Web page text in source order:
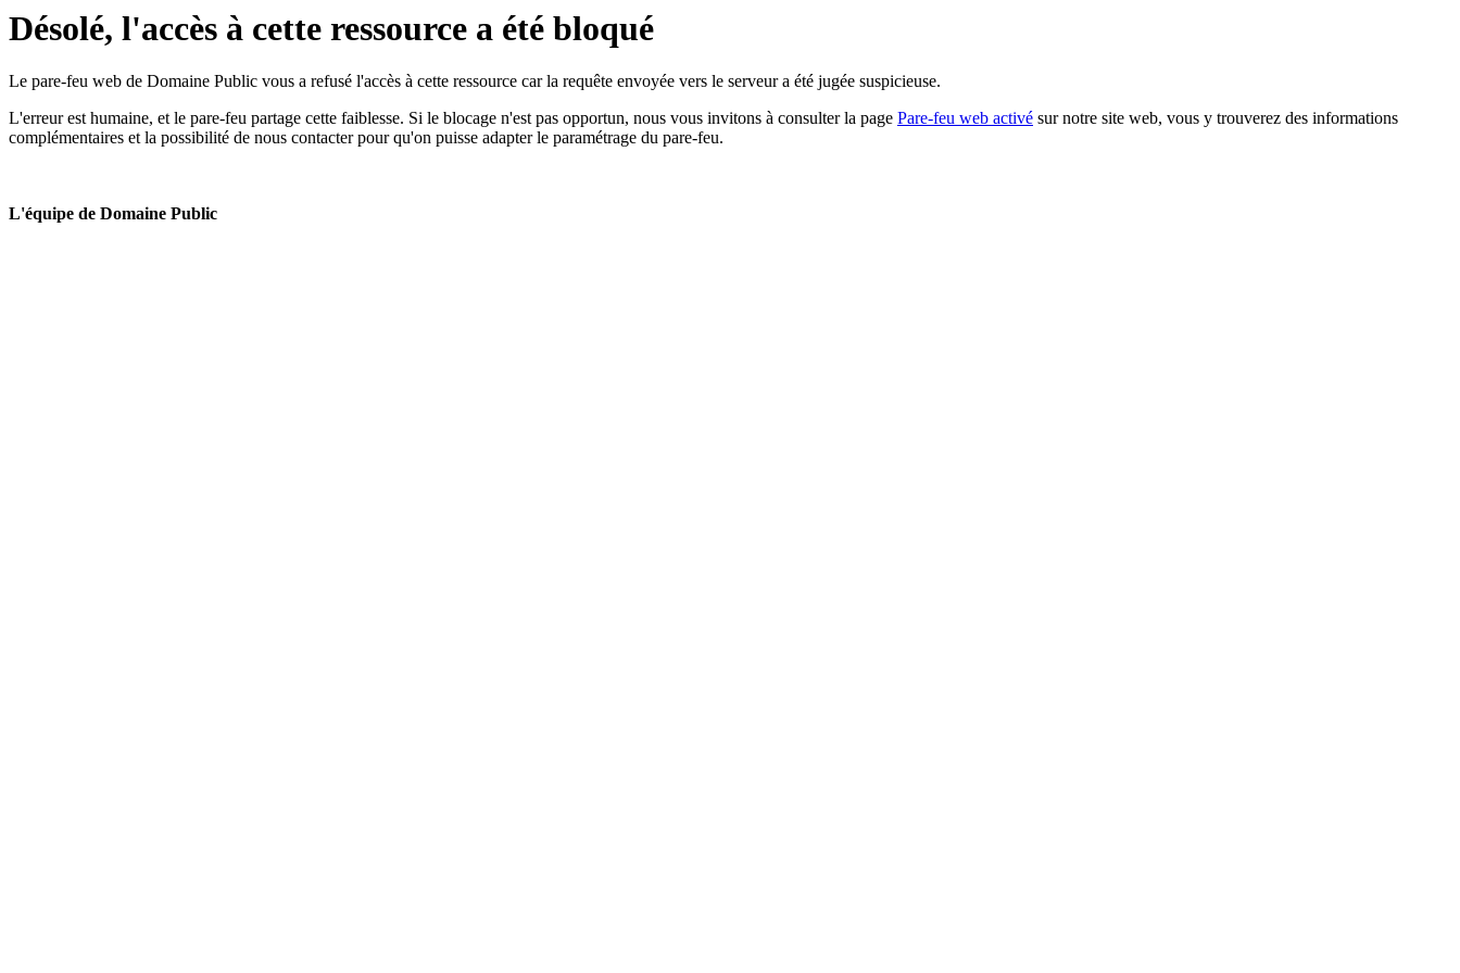
Désolé, l'accès à cette ressource a été bloqué
Le pare-feu web de Domaine Public vous a refusé l'accès à cette ressource car la requête envoyée vers le serveur a été jugée suspicieuse.
L'erreur est humaine, et le pare-feu partage cette faiblesse. Si le blocage n'est pas opportun, nous vous invitons à consulter la page Pare-feu web activé sur notre site web, vous y trouverez des informations
complémentaires et la possibilité de nous contacter pour qu'on puisse adapter le paramétrage du pare-feu.
L'équipe de Domaine Public